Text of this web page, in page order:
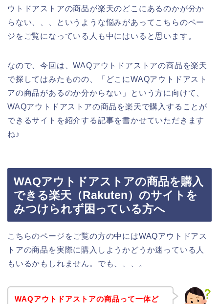
ウトドアストアの商品が楽天のどこにあるのかが分か
らない、、、というような悩みがあってこちらのペー
ジをご覧になっている人も中にはいると思います。
なので、今回は、WAQアウトドアストアの商品を楽天
で探してはみたものの、「どこにWAQアウトドアスト
アの商品があるのか分からない」という方に向けて、
WAQアウトドアストアの商品を楽天で購入することが
できるサイトを紹介する記事を書かせていただきます
ね♪
WAQアウトドアストアの商品を購入
できる楽天（Rakuten）のサイトを
みつけられず困っている方へ
こちらのページをご覧の方の中にはWAQアウトドアス
トアの商品を実際に購入しようかどうか迷っている人
もいるかもしれません。でも、、、。
WAQアウトドアストアの商品って一体ど